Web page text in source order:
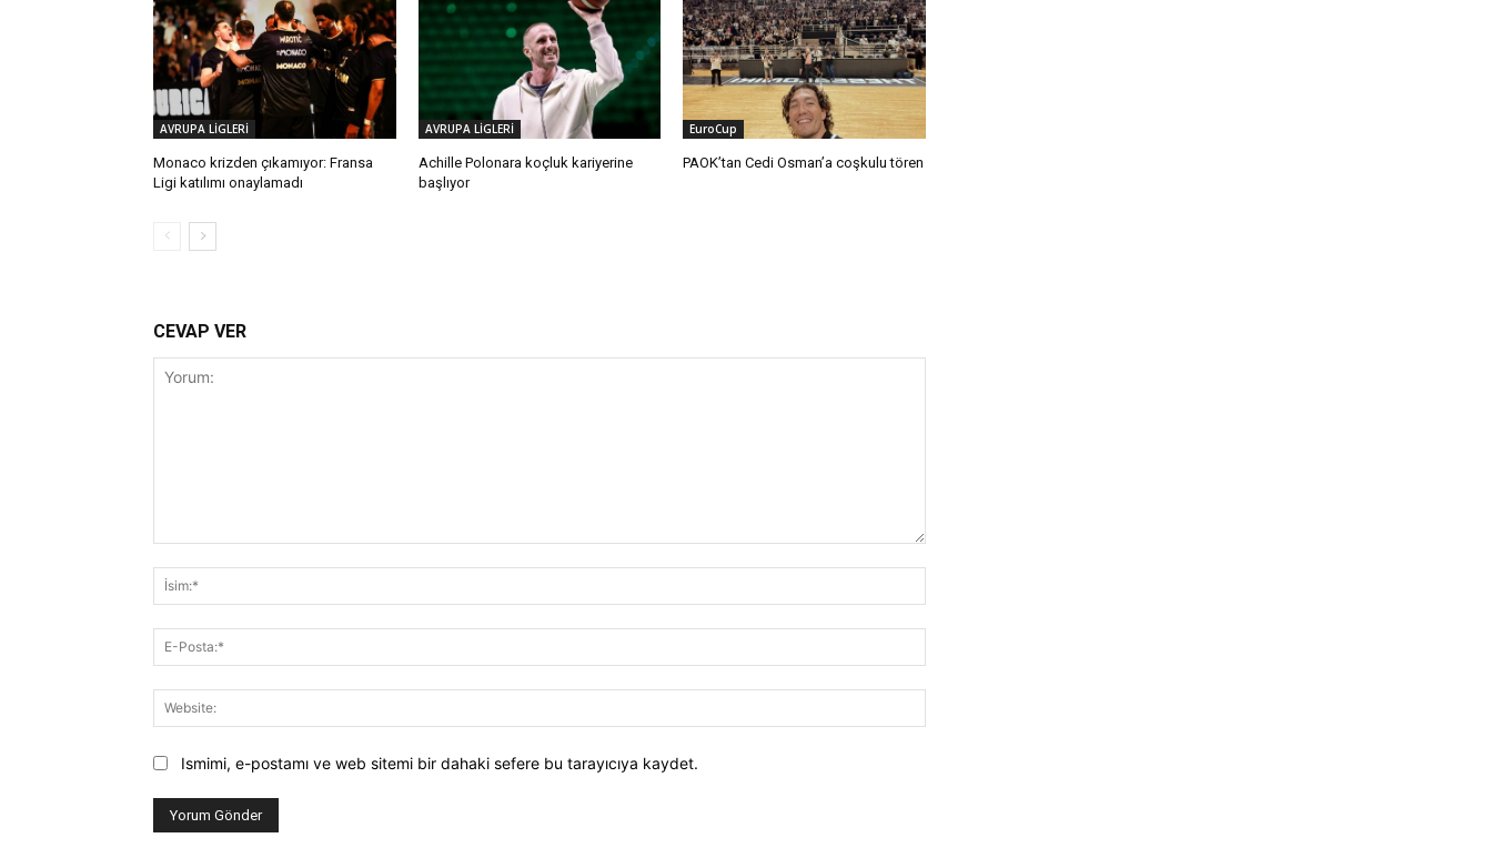
AVRUPA LİGLERİ
Monaco krizden çıkamıyor: Fransa
Ligi katılımı onaylamadı
AVRUPA LİGLERİ
Achille Polonara koçluk kariyerine
başlıyor
EuroCup
PAOK’tan Cedi Osman’a coşkulu tören
CEVAP VER
Posta:*
Ismimi, e-postamı ve web sitemi bir dahaki sefere bu tarayıcıya kaydet.